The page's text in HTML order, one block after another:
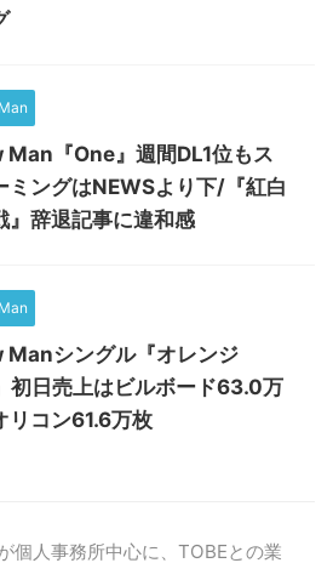
Man『One』週間DL1位もス
ミングはNEWSより下/『紅白
』辞退記事に違和感
Manシングル『オレンジ
初日売上はビルボード63.0万
リコン61.6万枚
個人事務所中心に、TOBEとの業